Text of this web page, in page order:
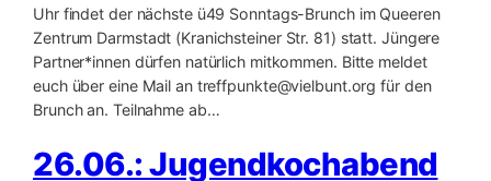
Uhr findet der nächste ü49 Sonntags-Brunch im Queeren
Zentrum Darmstadt (Kranichsteiner Str. 81) statt. Jüngere
Partner*innen dürfen natürlich mitkommen. Bitte meldet
euch über eine Mail an treffpunkte@vielbunt.org für den
Brunch an. Teilnahme ab…
26.06.: Jugendkochabend